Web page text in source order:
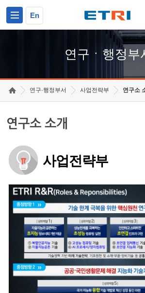
En
연구ㆍ행정부
연구·행정부서 사업전략부 연구소
연구소 소개
사업전략부